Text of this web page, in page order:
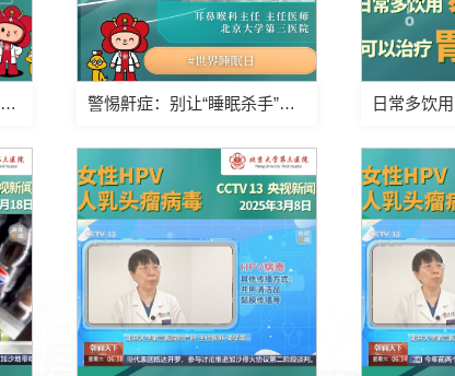
专家提示：苏打水不可替代普通饮用水 警惕鼾症：别让“睡眠杀手”潜伏！